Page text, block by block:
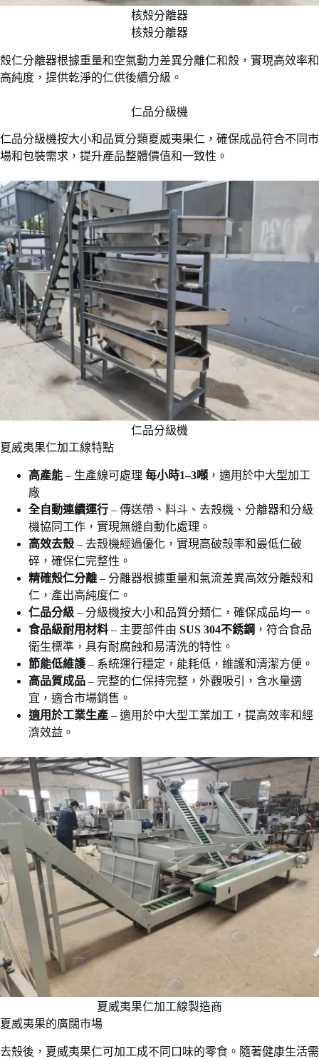
核殼分離器
核殼分離器
殼仁分離器根據重量和空氣動力差異分離仁和殼，實現高效率和
高純度，提供乾淨的仁供後續分級。
仁品分級機
仁品分級機按大小和品質分類夏威夷果仁，確保成品符合不同市
場和包裝需求，提升產品整體價值和一致性。
仁品分級機
夏威夷果仁加工線特點
高產能 – 生產線可處理 每小時1–3噸 ，適用於中大型加工
廠
全自動連續運行 – 傳送帶、料斗、去殼機、分離器和分級
機協同工作，實現無縫自動化處理。
高效去殼 – 去殼機經過優化，實現高破殼率和最低仁破
碎，確保仁完整性。
精確殼仁分離 – 分離器根據重量和氣流差異高效分離殼和
仁，產出高純度仁。
仁品分級 – 分級機按大小和品質分類仁，確保成品均一。
食品級耐用材料 – 主要部件由 SUS 304不銹鋼 ，符合食品
衛生標準，具有耐腐蝕和易清洗的特性。
節能低維護 – 系統運行穩定，能耗低，維護和清潔方便。
高品質成品 – 完整的仁保持完整，外觀吸引，含水量適
宜，適合市場銷售。
適用於工業生產 – 適用於中大型工業加工，提高效率和經
濟效益。
夏威夷果仁加工線製造商
夏威夷果的廣闊市場
去殼後，夏威夷果仁可加工成不同口味的零食。隨著健康生活需